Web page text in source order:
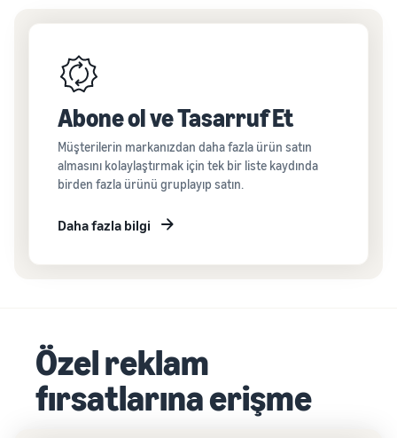
Abone ol ve Tasarruf Et
Müşterilerin markanızdan daha fazla ürün satın
almasını kolaylaştırmak için tek bir liste kaydında
birden fazla ürünü gruplayıp satın.
Daha fazla bilgi
Özel reklam
fırsatlarına erişme